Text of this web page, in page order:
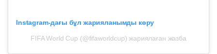
Instagram-дағы бұл жарияланымды көру
FIFA World Cup (@fifaworldcup) жариялаған жазба